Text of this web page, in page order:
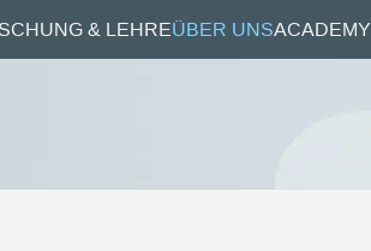
& LEHREÜBER UNSACADEMY